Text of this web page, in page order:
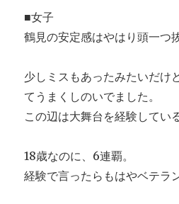
■女子
鶴見の安定感はやはり頭一つ
少しミスもあったみたいだけ
てうまくしのいでました。
この辺は大舞台を経験してい
18歳なのに、6連覇。
経験で言ったらもはやベテラ